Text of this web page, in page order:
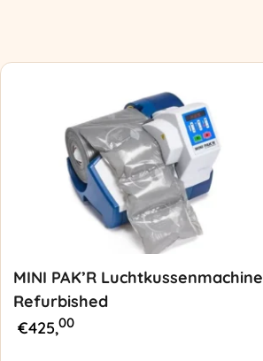
MINI PAK’R Luchtkussenmachine
Refurbished
€425,00